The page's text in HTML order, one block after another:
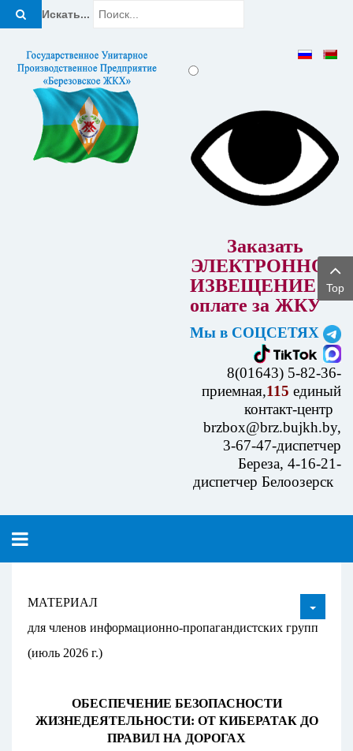
Искать...
Заказать
ЭЛЕКТРОННОЕ
ИЗВЕЩЕНИЕ об
оплате за ЖКУ
Мы в СОЦСЕТЯХ
8(01643) 5-82-36-
приемная,115 единый
контакт-центр
brzbox@brz.bujkh.by,
3-67-47-диспетчер
Береза, 4-16-21-
диспетчер Белоозерск
МАТЕРИАЛ
для членов информационно-пропагандистских групп
(июль 2026 г.)
ОБЕСПЕЧЕНИЕ БЕЗОПАСНОСТИ
ЖИЗНЕДЕЯТЕЛЬНОСТИ: ОТ КИБЕРАТАК ДО
ПРАВИЛ НА ДОРОГАХ
Top